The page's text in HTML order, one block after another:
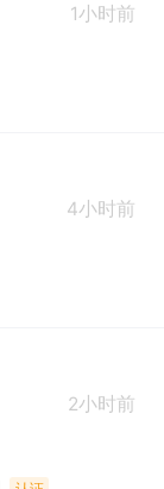
1小时前
4小时前
2小时前